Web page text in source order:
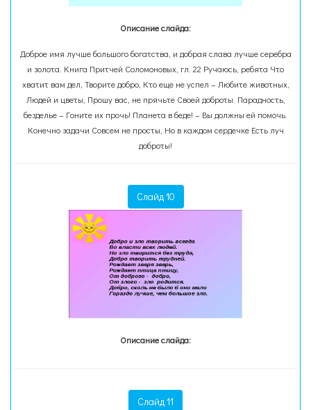
Описание слайда:
Доброе имя лучше большого богатства, и добрая слава лучше серебра
и золота. Книга Притчей Соломоновых, гл. 22 Ручаюсь, ребята Что
хватит вам дел, Творите добро, Кто еще не успел – Любите животных,
Людей и цветы, Прошу вас, не прячьте Своей доброты. Парадность,
безделье – Гоните их прочь! Планета в беде! – Вы должны ей помочь.
Конечно задачи Совсем не просты, Но в каждом сердечке Есть луч
доброты!
Слайд 10
Описание слайда:
Слайд 11